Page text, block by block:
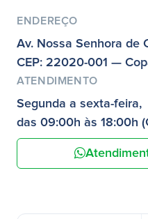
ENDEREÇO
Av. Nossa Senhora de
CEP: 22020-001 —
ATENDIMENTO
Segunda a sexta-feira,
das 09:00h às 18:00h